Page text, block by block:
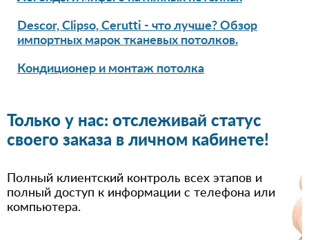
Descor, Clipso, Cerutti - что лучше? Обзор
импортных марок тканевых потолков.
Кондиционер и монтаж потолка
Только у нас: отслеживай статус
своего заказа в личном кабинете!
Полный клиентский контроль всех этапов и
полный доступ к информации с телефона или
компьютера.